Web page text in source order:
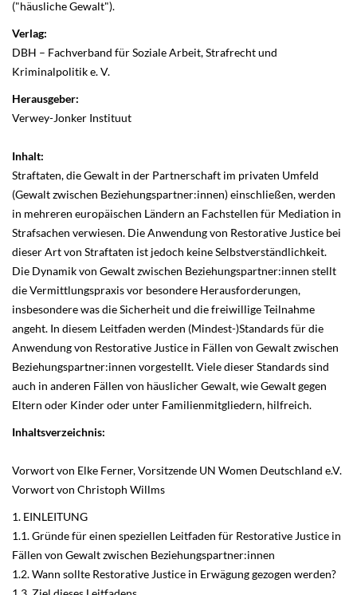
("häusliche Gewalt").
Verlag:
DBH – Fachverband für Soziale Arbeit, Strafrecht und
Kriminalpolitik e. V.
Herausgeber:
Verwey-Jonker Instituut
Inhalt:
Straftaten, die Gewalt in der Partnerschaft im privaten Umfeld
(Gewalt zwischen Beziehungspartner:innen) einschließen, werden
in mehreren europäischen Ländern an Fachstellen für Mediation in
Strafsachen verwiesen. Die Anwendung von Restorative Justice bei
dieser Art von Straftaten ist jedoch keine Selbstverständlichkeit.
Die Dynamik von Gewalt zwischen Beziehungspartner:innen stellt
die Vermittlungspraxis vor besondere Herausforderungen,
insbesondere was die Sicherheit und die freiwillige Teilnahme
angeht. In diesem Leitfaden werden (Mindest-)Standards für die
Anwendung von Restorative Justice in Fällen von Gewalt zwischen
Beziehungspartner:innen vorgestellt. Viele dieser Standards sind
auch in anderen Fällen von häuslicher Gewalt, wie Gewalt gegen
Eltern oder Kinder oder unter Familienmitgliedern, hilfreich.
Inhaltsverzeichnis:
Vorwort von Elke Ferner, Vorsitzende UN Women Deutschland e.V.
Vorwort von Christoph Willms
1. EINLEITUNG
1.1. Gründe für einen speziellen Leitfaden für Restorative Justice in
Fällen von Gewalt zwischen Beziehungspartner:innen
1.2. Wann sollte Restorative Justice in Erwägung gezogen werden?